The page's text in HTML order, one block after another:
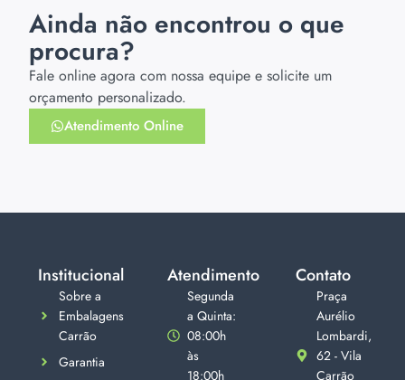
Ainda não encontrou o que
procura?
Fale online agora com nossa equipe e solicite um
orçamento personalizado.
Atendimento Online
Institucional
Sobre a
Embalagens
Carrão
Garantia
Atendimento
Segunda
a Quinta:
08:00h
às
18:00h
Contato
Praça
Aurélio
Lombardi,
62 - Vila
Carrão